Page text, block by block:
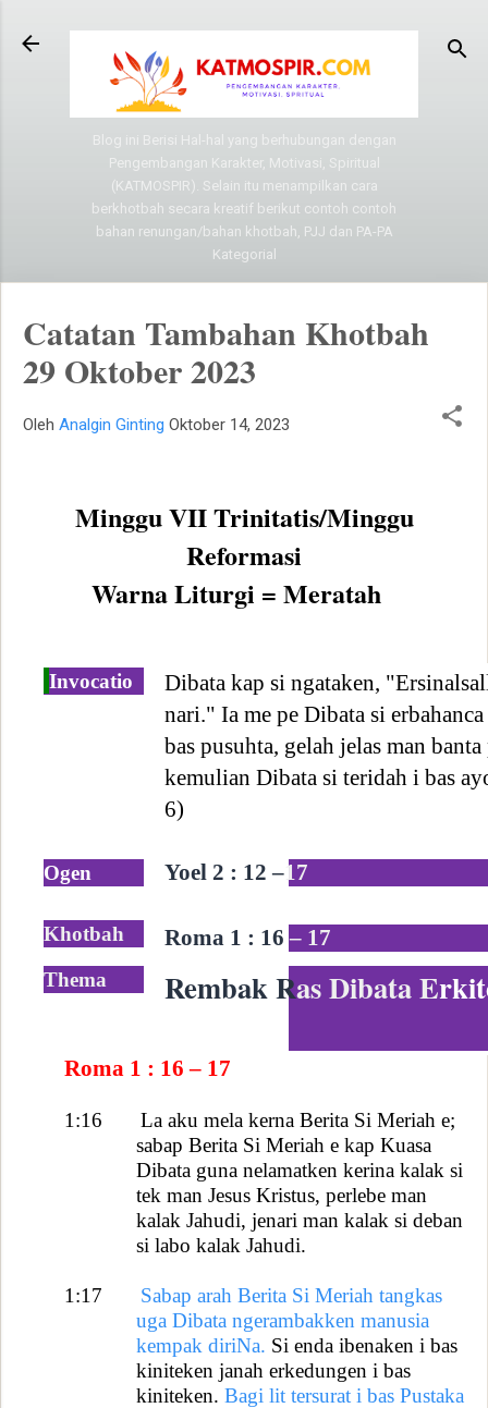
Langsung ke konten utama
Blog ini Berisi Hal-hal yang berhubungan dengan
Pengembangan Karakter, Motivasi, Spiritual
(KATMOSPIR). Selain itu menampilkan cara
berkhotbah secara kreatif berikut contoh contoh
bahan renungan/bahan khotbah, PJJ dan PA-PA
Kategorial
Catatan Tambahan Khotbah
29 Oktober 2023
Oleh Analgin Ginting Oktober 14, 2023
Minggu VII Trinitatis/Minggu
Reformasi
Warna Liturgi = Meratah
Invocatio
Dibata kap si ngataken,
nari." Ia me pe Dibata si
bas pusuhta, gelah jelas man
kemulian Dibata si teridah i bas
6)
Ogen Yoel 2 : 12 –17
Khotbah Roma 1 : 16– 17
Thema Rembak Ras DibataE
Roma 1 : 16 – 17
1:16
La aku mela kerna Berita Si Meriah e;
sabap Berita Si Meriah e kap Kuasa
Dibata guna nelamatken kerina kalak si
tek man Jesus Kristus, perlebe man
kalak Jahudi, jenari man kalak si deban
si labo kalak Jahudi.
1:17
Sabap arah Berita Si Meriah tangkas
uga Dibata ngerambakken manusia
kempak diriNa. Si enda ibenaken i bas
kiniteken janah erkedungen i bas
kiniteken. Bagi lit tersurat i bas Pustaka